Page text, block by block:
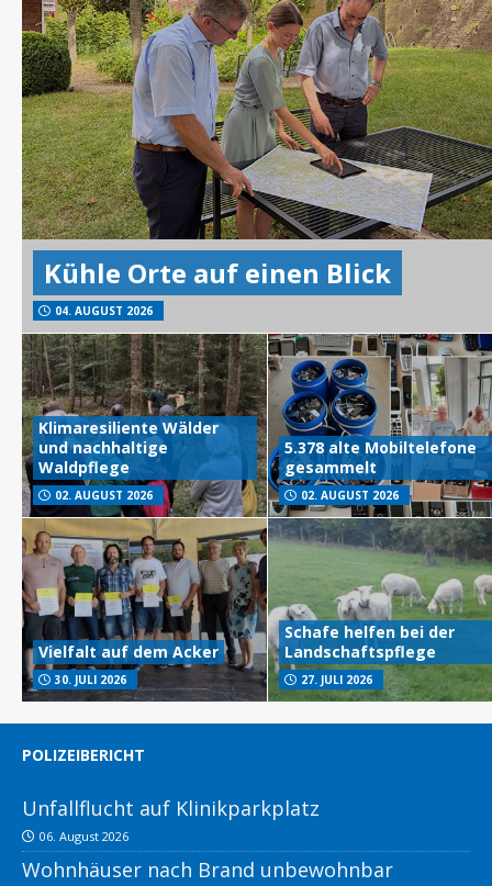
Kühle Orte auf einen Blick
04. AUGUST 2026
Klimaresiliente Wälder
und nachhaltige
Waldpflege
02. AUGUST 2026
5.378 alte Mobiltelefone
gesammelt
02. AUGUST 2026
Vielfalt auf dem Acker
30. JULI 2026
Schafe helfen bei der
Landschaftspflege
27. JULI 2026
POLIZEIBERICHT
Unfallflucht auf Klinikparkplatz
06. August 2026
Wohnhäuser nach Brand unbewohnbar